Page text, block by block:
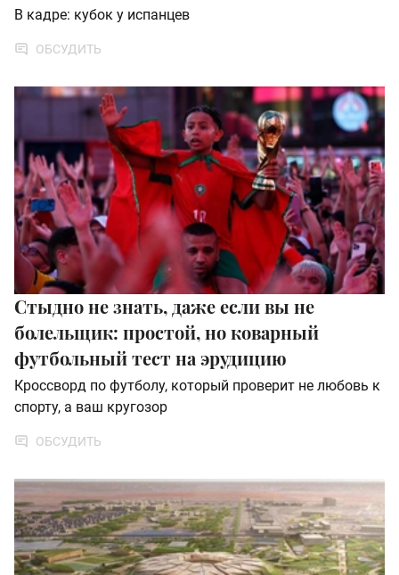
В кадре: кубок у испанцев
ОБСУДИТЬ
Стыдно не знать, даже если вы не
болельщик: простой, но коварный
футбольный тест на эрудицию
Кроссворд по футболу, который проверит не любовь к
спорту, а ваш кругозор
ОБСУДИТЬ